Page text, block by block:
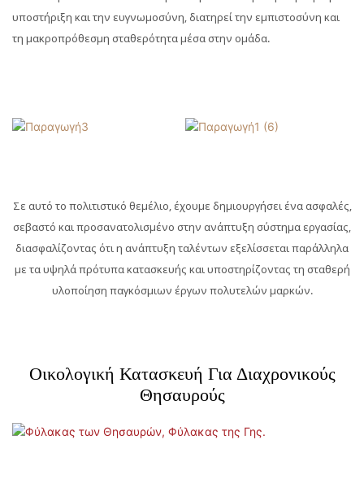
υποστήριξη και την ευγνωμοσύνη, διατηρεί την εμπιστοσύνη και
τη μακροπρόθεσμη σταθερότητα μέσα στην ομάδα.
Σε αυτό το πολιτιστικό θεμέλιο, έχουμε δημιουργήσει ένα ασφαλές,
σεβαστό και προσανατολισμένο στην ανάπτυξη σύστημα εργασίας,
διασφαλίζοντας ότι η ανάπτυξη ταλέντων εξελίσσεται παράλληλα
με τα υψηλά πρότυπα κατασκευής και υποστηρίζοντας τη σταθερή
υλοποίηση παγκόσμιων έργων πολυτελών μαρκών.
Οικολογική Κατασκευή Για Διαχρονικούς
Θησαυρούς